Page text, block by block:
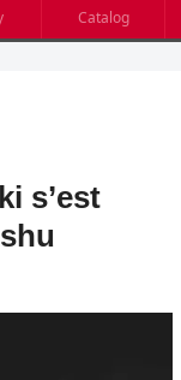
Catalog
s’est